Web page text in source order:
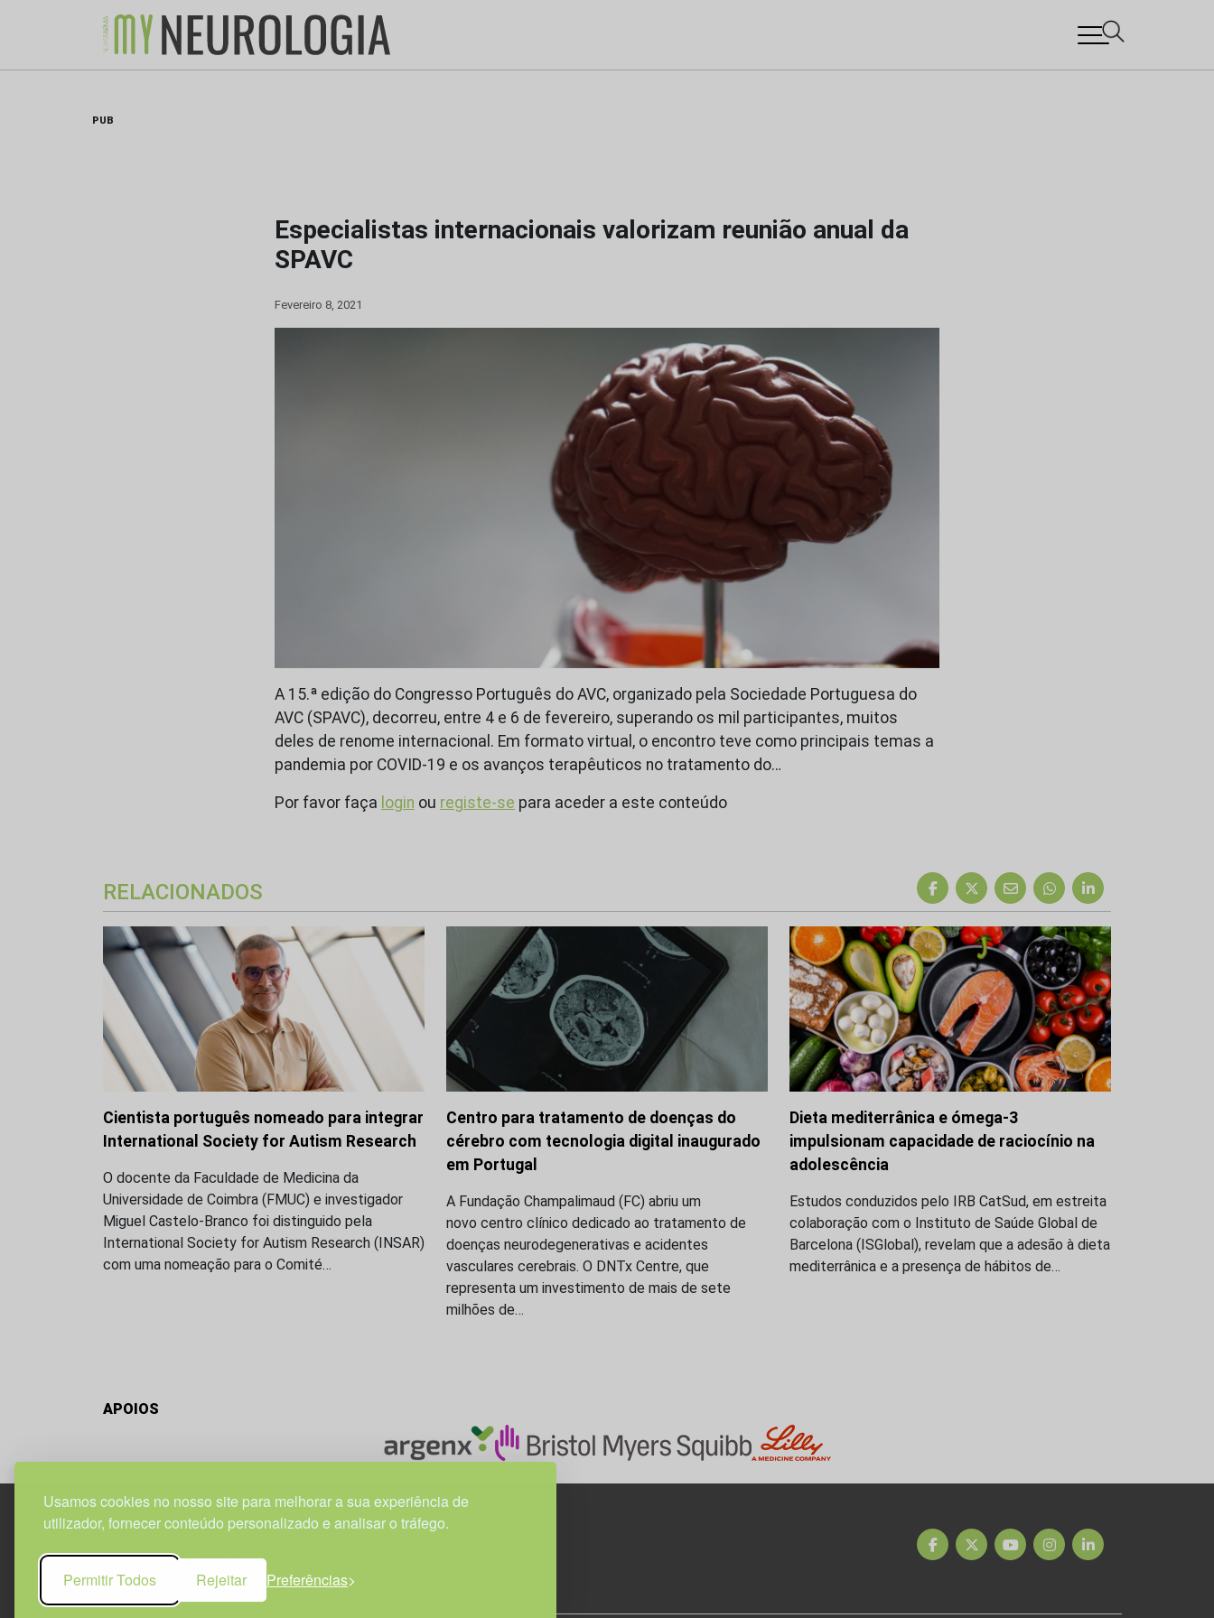
Usamos cookies no nosso site para melhorar a sua experiência de
utilizador, fornecer conteúdo personalizado e analisar o tráfego.
Permitir Todos Rejeitar Preferências
PUB
Especialistas internacionais valorizam reunião anual da
SPAVC
Fevereiro 8, 2021
A 15.ª edição do Congresso Português do AVC, organizado pela Sociedade Portuguesa do
AVC (SPAVC), decorreu, entre 4 e 6 de fevereiro, superando os mil participantes, muitos
deles de renome internacional. Em formato virtual, o encontro teve como principais temas a
pandemia por COVID-19 e os avanços terapêuticos no tratamento do…
Por favor faça login ou registe-se para aceder a este conteúdo
RELACIONADOS
Cientista português nomeado para integrar
International Society for Autism Research
O docente da Faculdade de Medicina da
Universidade de Coimbra (FMUC) e investigador
Miguel Castelo-Branco foi distinguido pela
International Society for Autism Research (INSAR)
com uma nomeação para o Comité…
Centro para tratamento de doenças do
cérebro com tecnologia digital inaugurado
em Portugal
A Fundação Champalimaud (FC) abriu um
novo centro clínico dedicado ao tratamento de
doenças neurodegenerativas e acidentes
vasculares cerebrais. O DNTx Centre, que
representa um investimento de mais de sete
milhões de…
Dieta mediterrânica e ómega-3
impulsionam capacidade de raciocínio na
adolescência
Estudos conduzidos pelo IRB CatSud, em estreita
colaboração com o Instituto de Saúde Global de
Barcelona (ISGlobal), revelam que a adesão à dieta
mediterrânica e a presença de hábitos de…
APOIOS
1800-282 Lisboa | Portugal
21 850 40 65